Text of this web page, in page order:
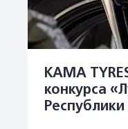
KAMA
конкурса